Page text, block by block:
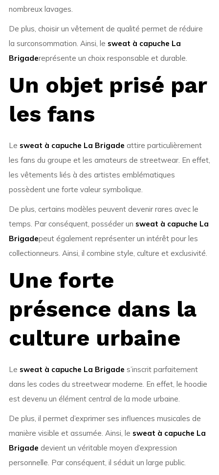
nombreux lavages.
De plus, choisir un vêtement de qualité permet de réduire
la surconsommation. Ainsi, le sweat à capuche La
Brigadereprésente un choix responsable et durable.
Un objet prisé par
les fans
Le sweat à capuche La Brigade attire particulièrement
les fans du groupe et les amateurs de streetwear. En effet,
les vêtements liés à des artistes emblématiques
possèdent une forte valeur symbolique.
De plus, certains modèles peuvent devenir rares avec le
temps. Par conséquent, posséder un sweat à capuche La
Brigadepeut également représenter un intérêt pour les
collectionneurs. Ainsi, il combine style, culture et exclusivité.
Une forte
présence dans la
culture urbaine
Le sweat à capuche La Brigade s’inscrit parfaitement
dans les codes du streetwear moderne. En effet, le hoodie
est devenu un élément central de la mode urbaine.
De plus, il permet d’exprimer ses influences musicales de
manière visible et assumée. Ainsi, le sweat à capuche La
Brigade devient un véritable moyen d’expression
personnelle. Par conséquent, il séduit un large public.